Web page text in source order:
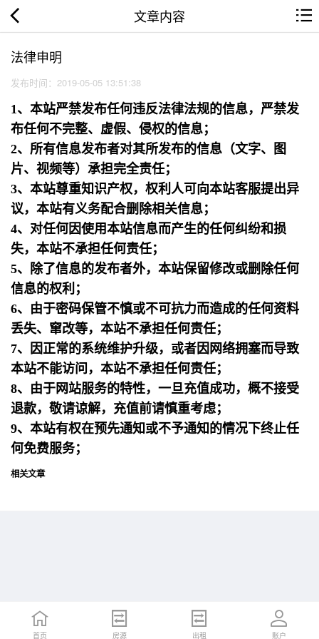
文章内容
法律申明
发布时间：2019-05-05 13:51:38
1、本站严禁发布任何违反法律法规的信息，严禁发
布任何不完整、虚假、侵权的信息；
2、所有信息发布者对其所发布的信息（文字、图
片、视频等）承担完全责任；
3、本站尊重知识产权，权利人可向本站客服提出异
议，本站有义务配合删除相关信息；
4、对任何因使用本站信息而产生的任何纠纷和损
失，本站不承担任何责任；
5、除了信息的发布者外，本站保留修改或删除任何
信息的权利；
6、由于密码保管不慎或不可抗力而造成的任何资料
丢失、窜改等，本站不承担任何责任；
7、因正常的系统维护升级，或者因网络拥塞而导致
本站不能访问，本站不承担任何责任；
8、由于网站服务的特性，一旦充值成功，概不接受
退款，敬请谅解，充值前请慎重考虑；
9、本站有权在预先通知或不予通知的情况下终止任
何免费服务；
相关文章
首页 招聘 简历 账户
首页 房源 出租 账户